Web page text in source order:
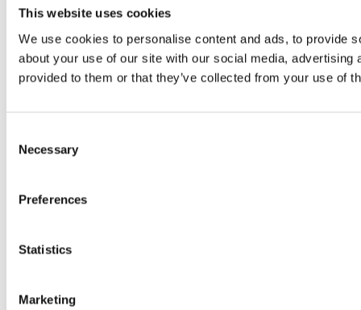
This website uses cookies
We use cookies to personalise content and ads, to provide
about your use of our site with our social media,
provided to them or that they’ve collected from your use of
Selection
Necessary
Preferences
Statistics
Marketing